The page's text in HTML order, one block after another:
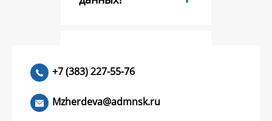
+7 (383) 227-55-76
Mzherdeva@admnsk.ru